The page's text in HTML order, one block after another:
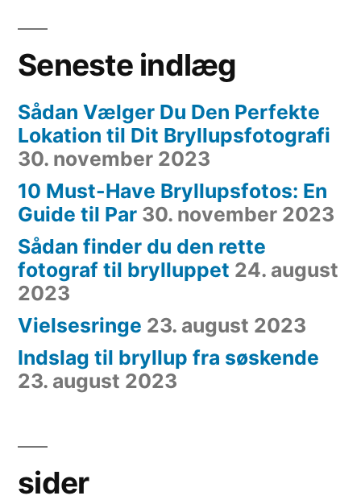
Seneste indlæg
Sådan Vælger Du Den Perfekte
Lokation til Dit Bryllupsfotografi
30. november 2023
10 Must-Have Bryllupsfotos: En
Guide til Par 30. november 2023
Sådan finder du den rette
fotograf til brylluppet 24. august
2023
Vielsesringe 23. august 2023
Indslag til bryllup fra søskende
23. august 2023
sider